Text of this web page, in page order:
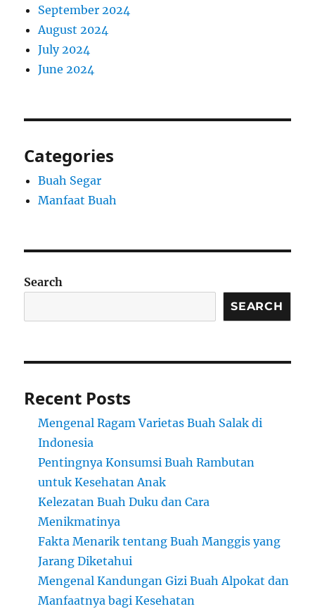
September 2024
August 2024
July 2024
June 2024
Categories
Buah Segar
Manfaat Buah
Search
SEARCH
Recent Posts
Mengenal Ragam Varietas Buah Salak di
Indonesia
Pentingnya Konsumsi Buah Rambutan
untuk Kesehatan Anak
Kelezatan Buah Duku dan Cara
Menikmatinya
Fakta Menarik tentang Buah Manggis yang
Jarang Diketahui
Mengenal Kandungan Gizi Buah Alpokat dan
Manfaatnya bagi Kesehatan